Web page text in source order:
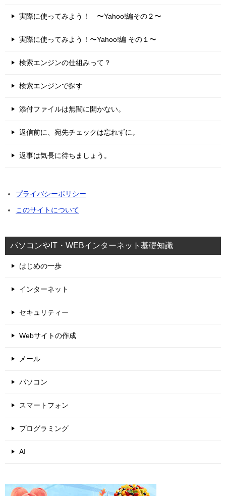
実際に使ってみよう！ 〜Yahoo!編その２〜
実際に使ってみよう！〜Yahoo!編 その１〜
検索エンジンの仕組みって？
検索エンジンで探す
添付ファイルは無闇に開かない。
返信前に、宛先チェックは忘れずに。
返事は気長に待ちましょう。
プライバシーポリシー
このサイトについて
パソコンやIT・WEBインターネット基礎知識
はじめの一歩
インターネット
セキュリティー
Webサイトの作成
メール
パソコン
スマートフォン
プログラミング
AI